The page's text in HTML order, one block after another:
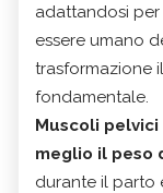
adattandosi
essere umano
trasformazione
fondamentale.
Muscoli
meglio il peso
durante il parto